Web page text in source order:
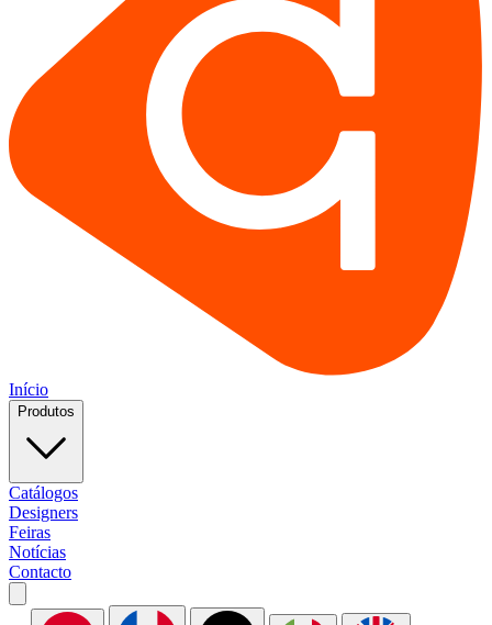
Início
Produtos
Catálogos
Designers
Feiras
Notícias
Contacto